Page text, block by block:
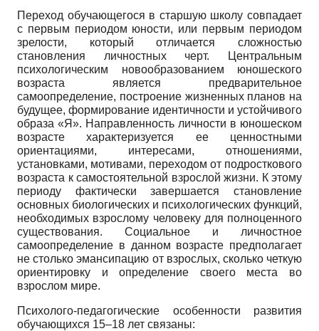
Переход обучающегося в старшую школу совпадает
с первым периодом юности, или первым периодом
зрелости, который отличается сложностью
становления личностных черт. Центральным
психологическим новообразованием юношеского
возраста является предварительное
самоопределение, построение жизненных планов на
будущее, формирование идентичности и устойчивого
образа «Я». Направленность личности в юношеском
возрасте характеризуется ее ценностными
ориентациями, интересами, отношениями,
установками, мотивами, переходом от подросткового
возраста к самостоятельной взрослой жизни. К этому
периоду фактически завершается становление
основных биологических и психологических функций,
необходимых взрослому человеку для полноценного
существования. Социальное и личностное
самоопределение в данном возрасте предполагает
не столько эмансипацию от взрослых, сколько четкую
ориентировку и определение своего места во
взрослом мире.
Психолого-педагогические особенности развития
обучающихся 15–18 лет связаны: